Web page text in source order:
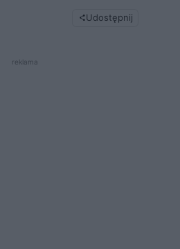
Udostępnij
reklama